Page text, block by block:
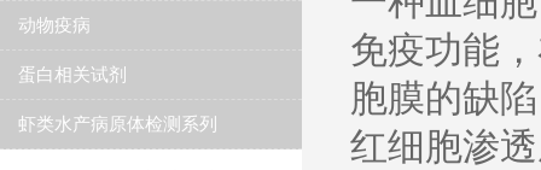
动物疫病
蛋白相关试剂
虾类水产病原体检测系列
免疫功能
胞膜的缺
红细胞渗